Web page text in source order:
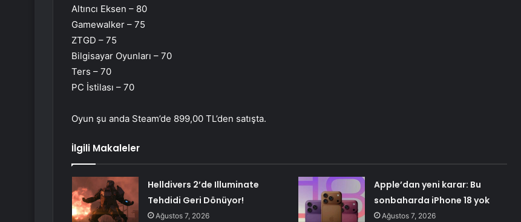
Altıncı Eksen – 80
Gamewalker – 75
ZTGD – 75
Bilgisayar Oyunları – 70
Ters – 70
PC İstilası – 70
Oyun şu anda Steam’de 899,00 TL’den satışta.
İlgili Makaleler
Helldivers 2’de Illuminate
Tehdidi Geri Dönüyor!
Ağustos 7, 2026
Apple’dan yeni karar: Bu
sonbaharda iPhone 18 yok
Ağustos 7, 2026